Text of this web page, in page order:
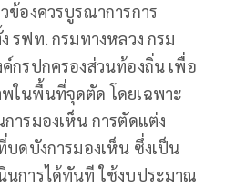
ข้องควรบูรณาการการ
รฟท. กรมทางหลวง กรม
กรปกครองส่วนท้องถิ่น เพื่อ
ในพื้นที่จุดตัด โดยเฉพาะ
ารมองเห็น การตัดแต่ง
ดบังการมองเห็น ซึ่งเป็น
นการได้ทันที ใช้งบประมาณ